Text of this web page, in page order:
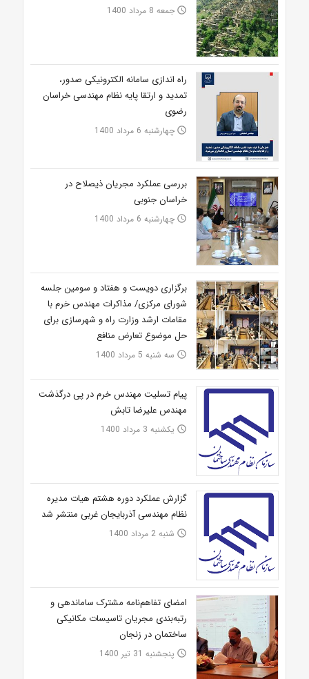
access_time جمعه 8 مرداد 1400
راه اندازی سامانه الکترونیکی صدور،
تمدید و ارتقا پایه نظام مهندسی خراسان
رضوی
access_time چهارشنبه 6 مرداد 1400
بررسی عملکرد مجریان ذیصلاح در
خراسان جنوبی
access_time چهارشنبه 6 مرداد 1400
برگزاری دویست و هفتاد و سومین جلسه
شورای مرکزی/ مذاکرات مهندس خرم با
مقامات ارشد وزارت راه و شهرسازی برای
حل موضوع تعارض منافع
access_time سه شنبه 5 مرداد 1400
پیام تسلیت مهندس خرم در پی درگذشت
مهندس علیرضا تابش
access_time یکشنبه 3 مرداد 1400
گزارش عملکرد دوره هشتم هیات مدیره
نظام مهندسی آذربایجان غربی منتشر شد
access_time شنبه 2 مرداد 1400
امضای تفاهم‌نامه مشترک ساماندهی و
رتبه‌بندی مجریان تاسیسات مکانیکی
ساختمان در زنجان
access_time پنجشنبه 31 تیر 1400